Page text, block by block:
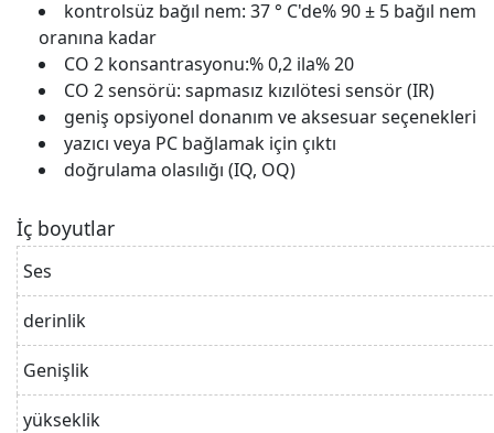
kontrolsüz bağıl nem: 37 ° C'de% 90 ± 5 bağıl nem
oranına kadar
CO 2 konsantrasyonu:% 0,2 ila% 20
CO 2 sensörü: sapmasız kızılötesi sensör (IR)
geniş opsiyonel donanım ve aksesuar seçenekleri
yazıcı veya PC bağlamak için çıktı
doğrulama olasılığı (IQ, OQ)
İç boyutlar
Ses
derinlik
Genişlik
yükseklik